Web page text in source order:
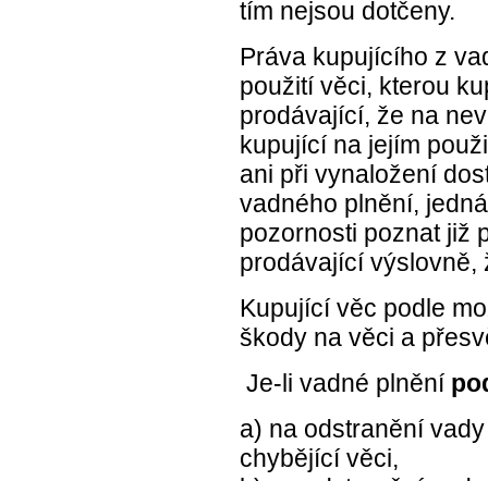
tím nejsou dotčeny.
Práva kupujícího z
použití věci, kterou
prodávající, že na
kupující na jejím
ani při vynaložení
vadného plnění,
pozornosti poznat již
prodávající výslovně,
Kupující věc podle
škody na věci a
Je-li vadné plnění
a) na odstranění
chybějící věci,